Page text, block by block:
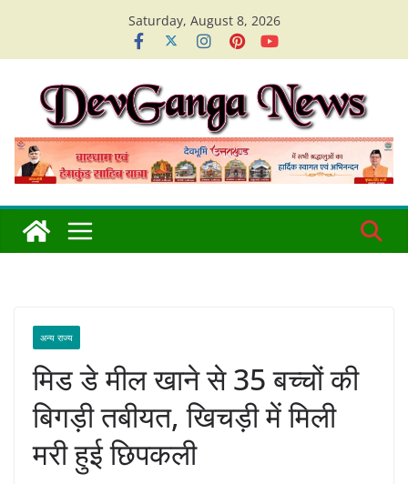
content
Saturday, August 8, 2026
अन्य राज्य
मिड डे मील खाने से 35 बच्चों की
बिगड़ी तबीयत, खिचड़ी में मिली
मरी हुई छिपकली